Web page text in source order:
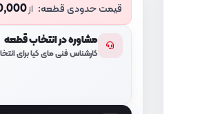
قیمت حدودی قطعه: از
مشاوره در انتخاب قطعه
کارشناس فنی مای کیا برای